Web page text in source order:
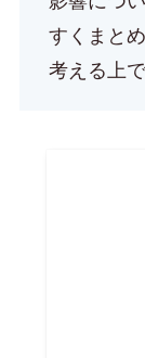
すくまと
考える上